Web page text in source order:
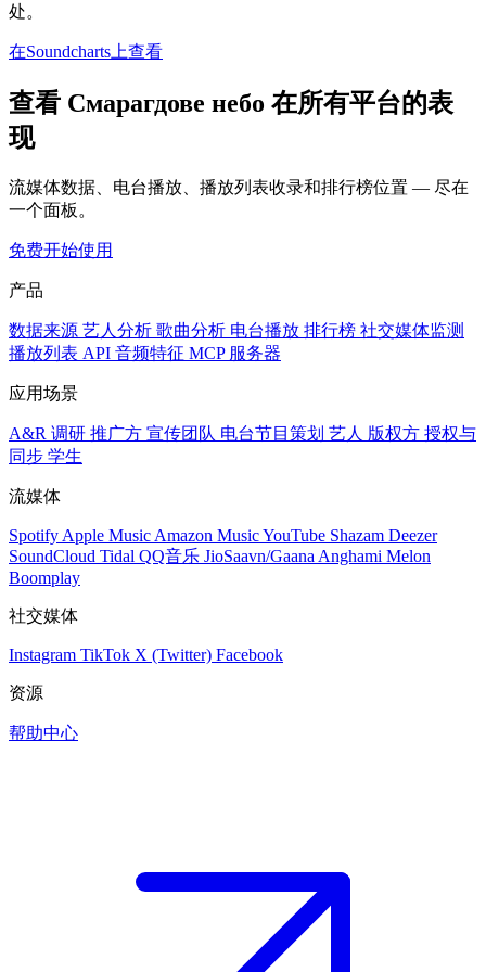
处。
在Soundcharts上查看
查看 Смарагдове небо 在所有平台的表
现
流媒体数据、电台播放、播放列表收录和排行榜位置 — 尽在
一个面板。
免费开始使用
产品
数据来源 艺人分析 歌曲分析 电台播放 排行榜 社交媒体监测
播放列表 API 音频特征 MCP 服务器
应用场景
A&R 调研 推广方 宣传团队 电台节目策划 艺人 版权方 授权与
同步 学生
流媒体
Spotify Apple Music Amazon MusicYouTube Shazam Deezer
SoundCloud Tidal QQ音乐 JioSaavn/Gaana Anghami Melon
Boomplay
社交媒体
Instagram TikTok X (Twitter) Facebook
资源
帮助中心